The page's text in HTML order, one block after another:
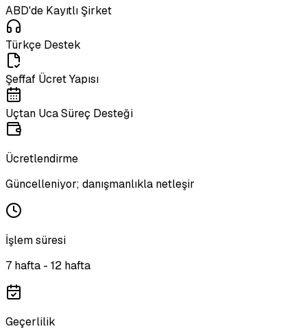
ABD'de Kayıtlı Şirket
Türkçe Destek
Şeffaf Ücret Yapısı
Uçtan Uca Süreç Desteği
Ücretlendirme
Güncelleniyor; danışmanlıkla netleşir
İşlem süresi
7 hafta - 12 hafta
Geçerlilik